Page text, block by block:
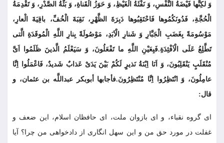
وَ لکِنَّها فَیْضَةُ النَّفْسِ، وَ نَفْثَةُ الْغَیْظِ، وَ حَوَزُ الْقَناةِ، وَ بَثَّةُ الصَّدْرِ، وَ تَقْدِمَةُ
الْحُجَّةِ، فَدُونَکُمُوها فَاحْتَقِبُوها دَبِرَةَ الظَّهْرِ، نَقِبَةَ الْخُفِّ، باقِیَةَ الْعارِ،
مَوْسُومَةً بِغَضَبِ الْجَبَّارِ وَ شَنارِ الْاَبَدِ، مَوْصُولَةً بِنارِ اللَّهِ الْمُوقَدَةِ الَّتی
تَطَّلِعُ عَلَى الْاَفْئِدَةِ.فَبِعَیْنِ اللَّهِ ما تَفْعَلُونَ، وَ سَیَعْلَمُ الَّذینَ ظَلَمُوا اَىَّ
مُنْقَلَبٍ یَنْقَلِبُونَ، وَ اَنَا اِبْنَةُ نَذیرٍ لَکُمْ بَیْنَ یَدَىْ عَذابٌ شَدیدٌ، فَاعْمَلُوا اِنَّا
عامِلُونَ، وَ انْتَظِرُوا اِنَّا مُنْتَظِرُونَ.فأجابها أبوبکر عبداللَّه بن عثمان، و
قال:
اى گروه نقباء، و اى بازوان ملت، اى حافظان اسلام، این ضعف و
غفلت در مورد حق من و این سهل‏ انگارى از دادخواهى من چرا؟ آیا